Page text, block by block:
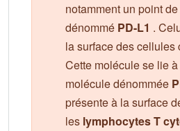
notamment un point
dénommé PD-L1 .
la surface des cellules
Cette molécule se lie
molécule dénommée
présente à la surface
les lymphocytes T